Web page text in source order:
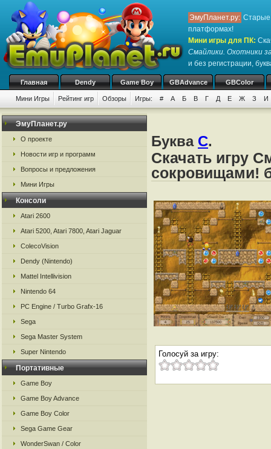
ЭмуПланет.ру: Старые
платформах!
Мини игры для ПК:
Смайлики. Охотники
и без регистрации,
Главная Dendy Game Boy GBAdvance GBColor
Мини Игры Рейтинг игр Обзоры Игры: # А Б В Г Д Е Ж З И
ЭмуПланет.ру
О проекте
Новости игр и программ
Вопросы и предложения
Мини Игры
Консоли
Atari 2600
Atari 5200, Atari 7800, Atari Jaguar
ColecoVision
Dendy (Nintendo)
Mattel Intellivision
Nintendo 64
PC Engine / Turbo Grafx-16
Sega
Sega Master System
Super Nintendo
Портативные
Game Boy
Game Boy Advance
Game Boy Color
Sega Game Gear
WonderSwan / Color
Буква С.
Скачать игру
сокровищами!
Голосуй за игру: